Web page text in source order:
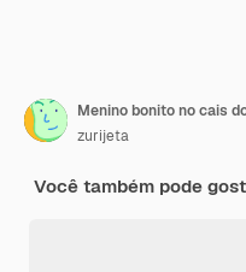
Menino bonito no cais
zurijeta
Você também pode